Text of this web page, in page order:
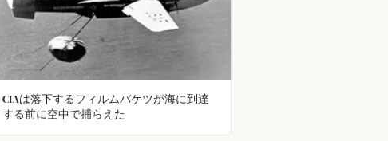
CIAは落下するフィルムバケツが海に到達
する前に空中で捕らえた